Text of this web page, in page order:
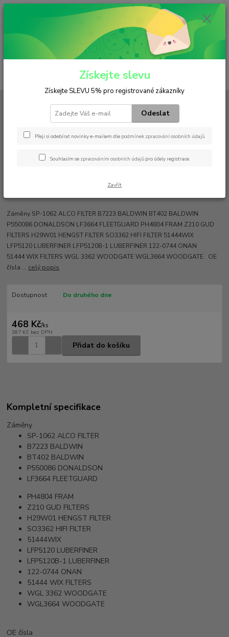
(Po-Pá, 6:30-15 hod.)
ks
0 Kč
W 1150/7
Záměny SP-1062 ALCO FILTER B7223 BALDWIN BT402 BALDWIN
P550086 DONALDSON LF3664 FLEETGUARD PH4804 FRAM Z210 GUD
FILTERS H29W01 HENGST FILTER SO3362 HIFI FILTER 51444WIX
LFP5120 LUBERFINER LFP5120B-1 LUBERFINER 122-0744 ONAN
51444 WIX FILTERS WGL 3362 WOODGATE WGL3664 WOODGATE OE
čísla ... celý popis
Dostupnost Do druhého dne
468 Kč/ks
387 Kč bez DPH
Přidat do košíku
Kompletní specifikace
Záměny
SP-1062 ALCO FILTER
B7223 BALDWIN
BT402 BALDWIN
P550086 DONALDSON
LF3664 FLEETGUARD
PH4804 FRAM
Z210 GUD FILTERS
H29W01 HENGST FILTER
SO3362 HIFI FILTER
51444WIX
LFP5120 LUBERFINER
LFP5120B-1 LUBERFINER
122-0744 ONAN
51444 WIX FILTERS
WGL 3362 WOODGATE
WGL3664 WOODGATE
OE čísla
Získejte slevu
Získejte SLEVU 5% pro registrované zákazníky
Odeslat
Přeji si odebírat novinky e-mailem dle podmínek zpracování osobních údajů.
Souhlasím se zpracováním osobních údajů pro účely registrace.
Zavřít